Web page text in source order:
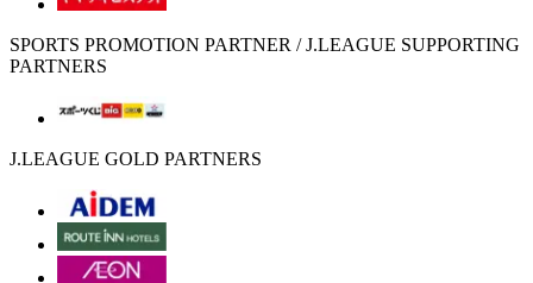
SPORTS PROMOTION PARTNER / J.LEAGUE SUPPORTING
PARTNERS
J.LEAGUE GOLD PARTNERS